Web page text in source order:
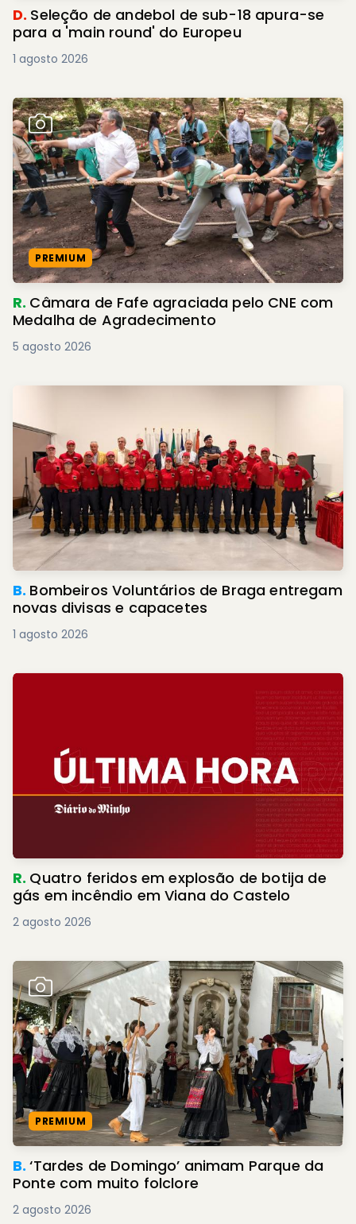
D. Seleção de andebol de sub-18 apura-se
para a 'main round' do Europeu
1 agosto 2026
PREMIUM
R. Câmara de Fafe agraciada pelo CNE com
Medalha de Agradecimento
5 agosto 2026
B. Bombeiros Voluntários de Braga entregam
novas divisas e capacetes
1 agosto 2026
R. Quatro feridos em explosão de botija de
gás em incêndio em Viana do Castelo
2 agosto 2026
PREMIUM
B.‘Tardes de Domingo’ animam Parque da
Ponte com muito folclore
2 agosto 2026